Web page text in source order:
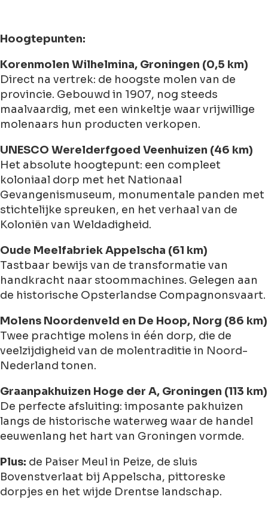
Hoogtepunten:
Korenmolen Wilhelmina, Groningen (0,5 km)
Direct na vertrek: de hoogste molen van de
provincie. Gebouwd in 1907, nog steeds
maalvaardig, met een winkeltje waar vrijwillige
molenaars hun producten verkopen.
UNESCO Werelderfgoed Veenhuizen (46 km)
Het absolute hoogtepunt: een compleet
koloniaal dorp met het Nationaal
Gevangenismuseum, monumentale panden met
stichtelijke spreuken, en het verhaal van de
Koloniën van Weldadigheid.
Oude Meelfabriek Appelscha (61 km)
Tastbaar bewijs van de transformatie van
handkracht naar stoommachines. Gelegen aan
de historische Opsterlandse Compagnonsvaart.
Molens Noordenveld en De Hoop, Norg (86 km)
Twee prachtige molens in één dorp, die de
veelzijdigheid van de molentraditie in Noord-
Nederland tonen.
Graanpakhuizen Hoge der A, Groningen (113 km)
De perfecte afsluiting: imposante pakhuizen
langs de historische waterweg waar de handel
eeuwenlang het hart van Groningen vormde.
Plus: de Paiser Meul in Peize, de sluis
Bovenstverlaat bij Appelscha, pittoreske
dorpjes en het wijde Drentse landschap.